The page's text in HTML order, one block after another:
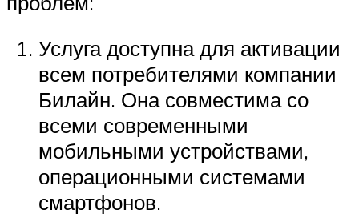
Услуга доступна для активации
всем потребителями компании
Билайн. Она совместима со
всеми современными
мобильными устройствами,
операционными системами
смартфонов.